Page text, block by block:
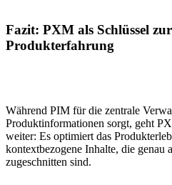
Fazit: PXM als Schlüssel
Produkterfahrung
Während PIM für die zentrale
Produktinformationen sorgt, geht
weiter: Es optimiert das
kontextbezogene Inhalte, die genau
zugeschnitten sind.